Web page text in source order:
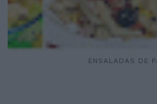
ENSALADAS DE